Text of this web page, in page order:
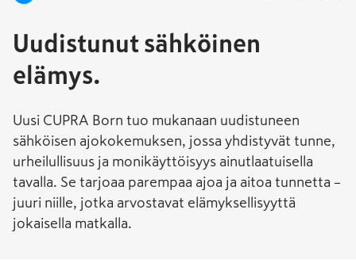
Uudistunut sähköinen
elämys.
Uusi CUPRA Born tuo mukanaan uudistuneen
sähköisen ajokokemuksen, jossa yhdistyvät tunne,
urheilullisuus ja monikäyttöisyys ainutlaatuisella
tavalla. Se tarjoaa parempaa ajoa ja aitoa tunnetta –
juuri niille, jotka arvostavat elämyksellisyyttä
jokaisella matkalla.